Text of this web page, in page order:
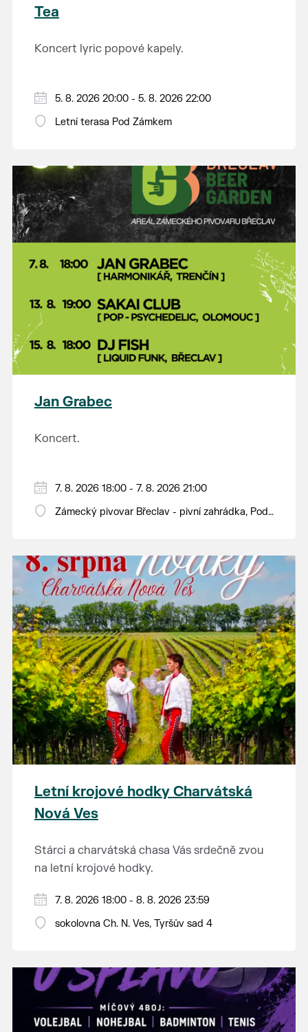
Tea
Koncert lyric popové kapely.
5. 8. 2026 20:00 - 5. 8. 2026 22:00
Letní terasa Pod Zámkem
Jan Grabec
Koncert.
7. 8. 2026 18:00 - 7. 8. 2026 21:00
Zámecký pivovar Břeclav - pivní zahrádka, Pod
Letní krojové hodky Charvátská
Nová Ves
Stárci a charvátská chasa Vás srdečně zvou
na letní krojové hodky.
PÁTEK 7. srpna
18:00 - ruční stavění máje
14:00 - krojový průvod pro stárky od
hostince “U Buvola”
16:00 - odpolední zábava na sokolovně
21:00 - večerní zábava
7. 8. 2026 18:00 - 8. 8. 2026 23:59
sokolovna Ch. N. Ves, Tyršův sad 4